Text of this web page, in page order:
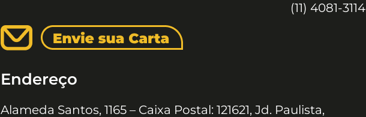
(11) 4081-3114
Endereço
Alameda Santos, 1165 – Caixa Postal: 121621, Jd. Paulista,